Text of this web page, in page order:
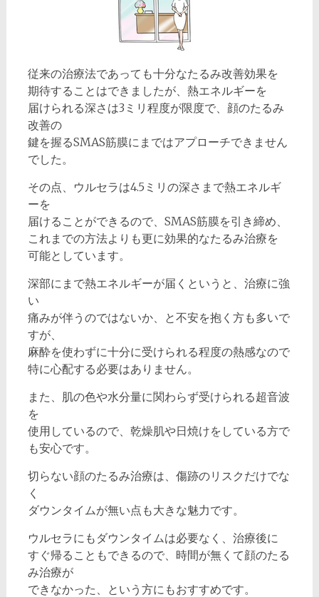
従来の治療法であっても十分なたるみ改善効果を
期待することはできましたが、熱エネルギーを
届けられる深さは3ミリ程度が限度で、顔のたるみ
改善の
鍵を握るSMAS筋膜にまではアプローチできません
でした。
その点、ウルセラは4.5ミリの深さまで熱エネルギ
ーを
届けることができるので、SMAS筋膜を引き締め、
これまでの方法よりも更に効果的なたるみ治療を
可能としています。
深部にまで熱エネルギーが届くというと、治療に強
い
痛みが伴うのではないか、と不安を抱く方も多いで
すが、
麻酔を使わずに十分に受けられる程度の熱感なので
特に心配する必要はありません。
また、肌の色や水分量に関わらず受けられる超音波
を
使用しているので、乾燥肌や日焼けをしている方で
も安心です。
切らない顔のたるみ治療は、傷跡のリスクだけでな
く
ダウンタイムが無い点も大きな魅力です。
ウルセラにもダウンタイムは必要なく、治療後に
すぐ帰ることもできるので、時間が無くて顔のたる
み治療が
できなかった、という方にもおすすめです。